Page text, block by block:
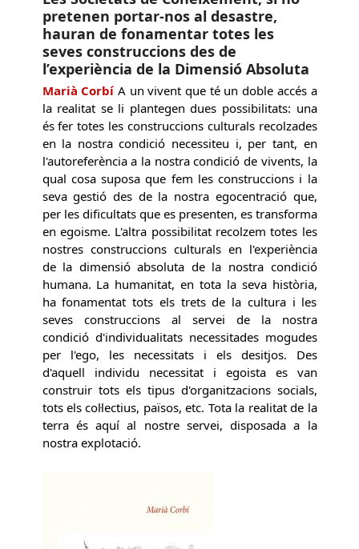
pretenen portar-nos al desastre,
hauran de fonamentar totes les
seves construccions des de
l’experiència de la Dimensió Absoluta
Marià Corbí A un vivent que té un doble accés a
la realitat se li plantegen dues possibilitats: una
és fer totes les construccions culturals recolzades
en la nostra condició necessiteu i, per tant, en
l'autoreferència a la nostra condició de vivents, la
qual cosa suposa que fem les construccions i la
seva gestió des de la nostra egocentració que,
per les dificultats que es presenten, es transforma
en egoisme. L'altra possibilitat recolzem totes les
nostres construccions culturals en l'experiència
de la dimensió absoluta de la nostra condició
humana. La humanitat, en tota la seva història,
ha fonamentat tots els trets de la cultura i les
seves construccions al servei de la nostra
condició d'individualitats necessitades mogudes
per l'ego, les necessitats i els desitjos. Des
d'aquell individu necessitat i egoista es van
construir tots els tipus d'organitzacions socials,
tots els col·lectius, països, etc. Tota la realitat de la
terra és aquí al nostre servei, disposada a la
nostra explotació.